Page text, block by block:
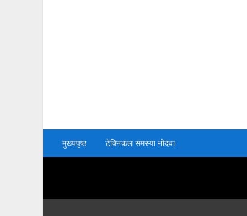
मुख्यपृष्ठ टेक्निकल समस्या नोंदवा